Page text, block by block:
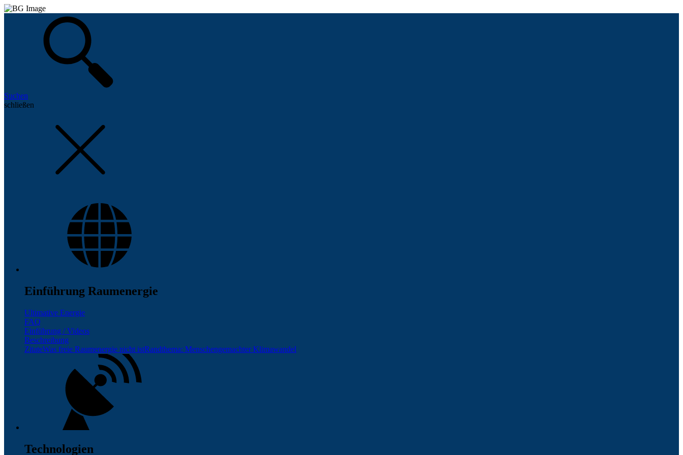
Suchen
schließen
Einführung Raumenergie
Ultimative Energie
FAQ
Einführung / Videos
Beschreibung
ZitateWas freie Raumenergie nicht istRandthema: Menschengemachter Klimawandel
Technologien